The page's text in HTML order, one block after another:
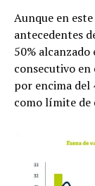
Aunque en
antecedentes
50%
consecutivo
por encima del
como límite de